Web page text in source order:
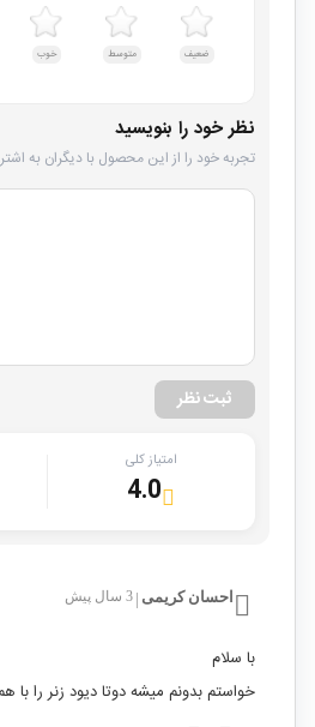
ضعیف متوسط خوب
نظر خود را بنویسید
تجربه خود را از این محصول با دیگران به
ثبت نظر
امتیاز کلی
4.0
احسان کریمی 3 سال پیش
با سلام
خواستم بدونم میشه دوتا دیود زنر را